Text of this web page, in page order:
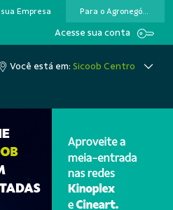
Empresa Para o Agronegócio
Acesse sua conta
Você está em:Sicoob Centro
que